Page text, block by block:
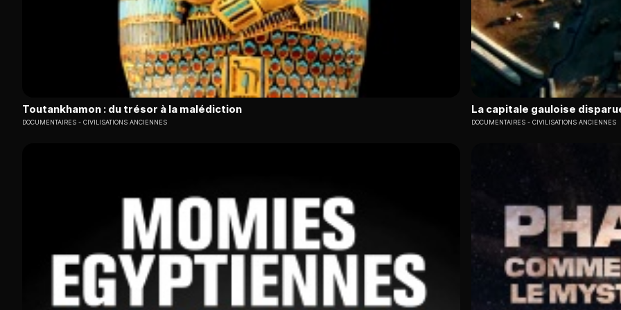
Toutankhamon : du trésor à la malédiction
DOCUMENTAIRES CIVILISATIONS ANCIENNES
La capitale gauloise
DOCUMENTAIRES CIVILISATIONS ANCIENNES